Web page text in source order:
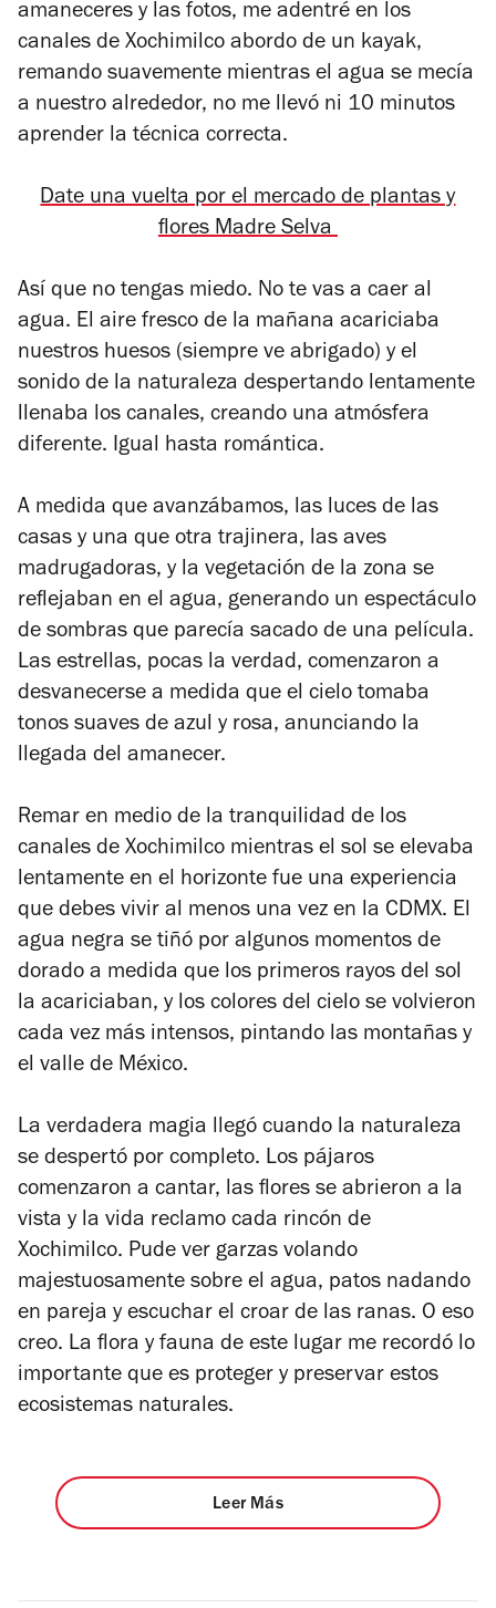
amaneceres y las fotos, me adentré en los
canales de Xochimilco abordo de un kayak,
remando suavemente mientras el agua se mecía
a nuestro alrededor, no me llevó ni 10 minutos
aprender la técnica correcta.
Date una vuelta por el mercado de plantas y
flores Madre Selva
Así que no tengas miedo. No te vas a caer al
agua. El aire fresco de la mañana acariciaba
nuestros huesos (siempre ve abrigado) y el
sonido de la naturaleza despertando lentamente
llenaba los canales, creando una atmósfera
diferente. Igual hasta romántica.
A medida que avanzábamos, las luces de las
casas y una que otra trajinera, las aves
madrugadoras, y la vegetación de la zona se
reflejaban en el agua, generando un espectáculo
de sombras que parecía sacado de una película.
Las estrellas, pocas la verdad, comenzaron a
desvanecerse a medida que el cielo tomaba
tonos suaves de azul y rosa, anunciando la
llegada del amanecer.
Remar en medio de la tranquilidad de los
canales de Xochimilco mientras el sol se elevaba
lentamente en el horizonte fue una experiencia
que debes vivir al menos una vez en la CDMX. El
agua negra se tiñó por algunos momentos de
dorado a medida que los primeros rayos del sol
la acariciaban, y los colores del cielo se volvieron
cada vez más intensos, pintando las montañas y
el valle de México.
La verdadera magia llegó cuando la naturaleza
se despertó por completo. Los pájaros
comenzaron a cantar, las flores se abrieron a la
vista y la vida reclamo cada rincón de
Xochimilco. Pude ver garzas volando
majestuosamente sobre el agua, patos nadando
en pareja y escuchar el croar de las ranas. O eso
creo. La flora y fauna de este lugar me recordó lo
importante que es proteger y preservar estos
ecosistemas naturales.
Leer Más